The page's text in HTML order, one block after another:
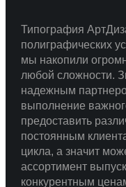
Типография
полиграфических
мы накопили
любой сложности.
надежным
выполнение
предоставить
постоянным
цикла, а значит
ассортимент
конкурентным